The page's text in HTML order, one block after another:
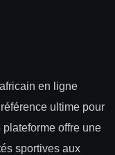
en ligne
ultime pour
offre une
sportives aux